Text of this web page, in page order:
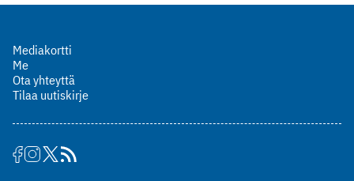
Mediakortti
Me
Ota yhteyttä
Tilaa uutiskirje